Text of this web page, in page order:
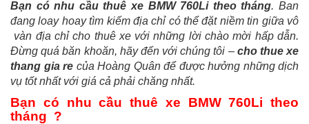
Bạn có nhu cầu thuê xe BMW 760Li theo tháng. Ban
đang loay hoay tìm kiếm địa chỉ có thể đặt niềm tin giữa vô
vàn địa chỉ cho thuê xe với những lời chào mời hấp dẫn.
Đừng quá băn khoăn, hãy đến với chúng tôi – cho thue xe
thang gia re của Hoàng Quân để được hưởng những dịch
vụ tốt nhất với giá cả phải chăng nhất.
Bạn có nhu cầu thuê xe BMW 760Li theo
tháng ?